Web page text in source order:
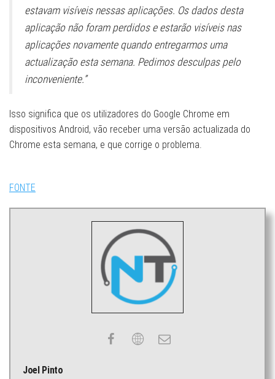
estavam visíveis nessas aplicações. Os dados desta
aplicação não foram perdidos e estarão visíveis nas
aplicações novamente quando entregarmos uma
actualização esta semana. Pedimos desculpas pelo
inconveniente.”
Isso significa que os utilizadores do Google Chrome em
dispositivos Android, vão receber uma versão actualizada do
Chrome esta semana, e que corrige o problema.
FONTE
Joel Pinto